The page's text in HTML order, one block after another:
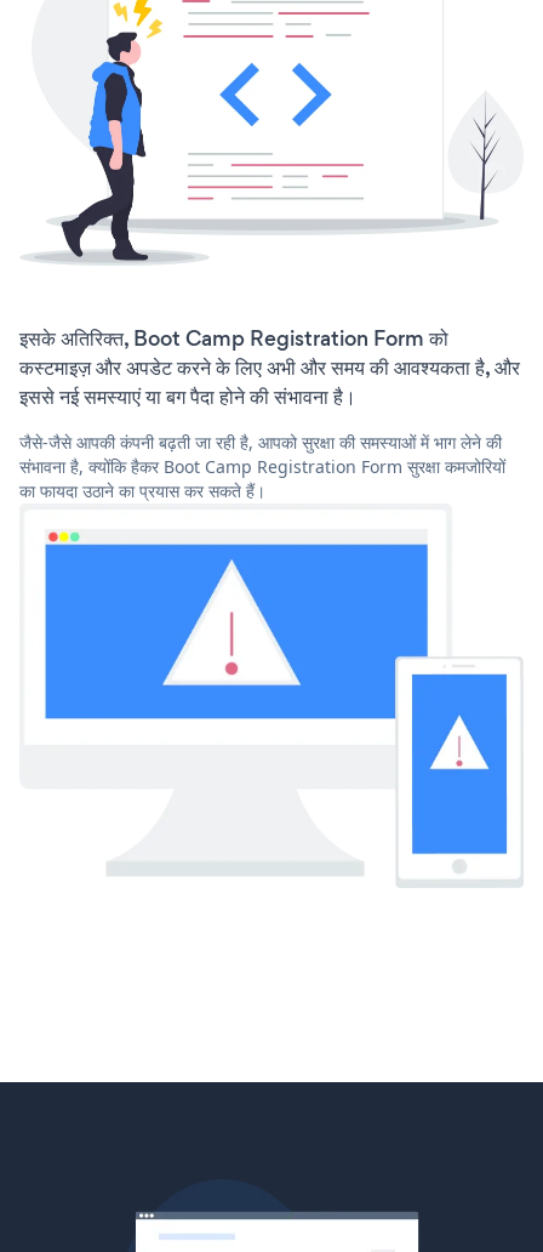
इसके अतिरिक्त, Boot Camp Registration Form को
कस्टमाइज़ और अपडेट करने के लिए अभी और समय की आवश्यकता है, और
इससे नई समस्याएं या बग पैदा होने की संभावना है।
जैसे-जैसे आपकी कंपनी बढ़ती जा रही है, आपको सुरक्षा की समस्याओं में भाग लेने की
संभावना है, क्योंकि हैकर Boot Camp Registration Form सुरक्षा कमजोरियों
का फायदा उठाने का प्रयास कर सकते हैं।